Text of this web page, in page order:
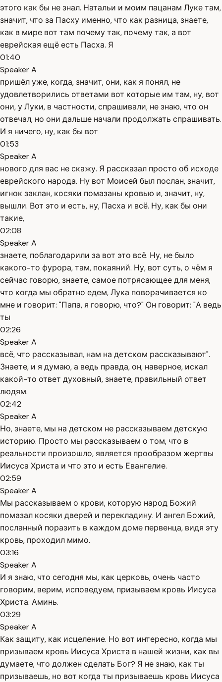
этого как бы не знал. Натальи и моим пацанам Луке там,
значит, что за Пасху именно, что как разница, знаете,
как в мире вот там почему так, почему так, а вот
еврейская ещё есть Пасха. Я
01:40
Speaker A
пришёл уже, когда, значит, они, как я понял, не
удовлетворились ответами вот которые им там, ну, вот
они, у Луки, в частности, спрашивали, не знаю, что он
отвечал, но они дальше начали продолжать спрашивать.
И я ничего, ну, как бы вот
01:53
Speaker A
нового для вас не скажу. Я рассказал просто об исходе
еврейского народа. Ну вот Моисей был послан, значит,
игнок заклан, косяки помазаны кровью и, значит, ну,
вышли. Вот это и есть, ну, Пасха и всё. Ну, как бы они
такие,
02:08
Speaker A
знаете, поблагодарили за вот это всё. Ну, не было
какого-то фурора, там, покаяний. Ну, вот суть, о чём я
сейчас говорю, знаете, самое потрясающее для меня,
что когда мы обратно едем, Лука поворачивается ко
мне и говорит: "Папа, я говорю, что?" Он говорит: "А ведь
ты
02:26
Speaker A
всё, что рассказывал, нам на детском рассказывают".
Знаете, и я думаю, а ведь правда, он, наверное, искал
какой-то ответ духовный, знаете, правильный ответ
людям.
02:42
Speaker A
Но, знаете, мы на детском не рассказываем детскую
историю. Просто мы рассказываем о том, что в
реальности произошло, является прообразом жертвы
Иисуса Христа и что это и есть Евангелие.
02:59
Speaker A
Мы рассказываем о крови, которую народ Божий
помазал косяки дверей и перекладину. И ангел Божий,
посланный поразить в каждом доме первенца, видя эту
кровь, проходил мимо.
03:16
Speaker A
И я знаю, что сегодня мы, как церковь, очень часто
говорим, верим, исповедуем, призываем кровь Иисуса
Христа. Аминь.
03:29
Speaker A
Как защиту, как исцеление. Но вот интересно, когда мы
призываем кровь Иисуса Христа в нашей жизни, как вы
думаете, что должен сделать Бог? Я не знаю, как ты
призываешь, но вот когда ты призываешь кровь Иисуса